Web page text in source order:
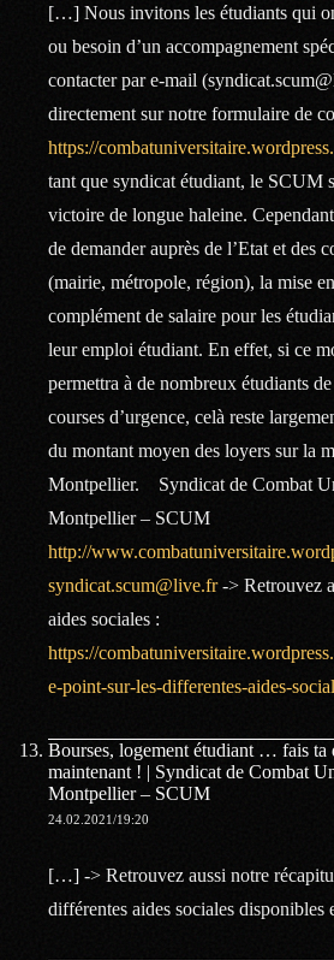
[…] Nous invitons les étudiants qui
ou besoin d’un accompagnement
contacter par e-mail
directement sur notre formulaire de
https://
tant que syndicat étudiant, le SCUM
victoire de longue haleine.
de demander auprès de l’Etat et des
(mairie, métropole, région), la mise
complément de salaire pour les
leur emploi étudiant. En effet, si ce
permettra à de nombreux étudiants
courses d’urgence, celà reste
du montant moyen des loyers sur la
Montpellier. Syndicat de Combat
Montpellier – SCUM
http://
syndicat.scum@live.fr-> Retrouvez
aides sociales :
https://
e-point-sur-les-differentes-aides-
Bourses, logement étudiant … fais ta
maintenant ! | Syndicat de Combat
Montpellier – SCUM
24.02.2021/19:20
[…] -> Retrouvez aussi notre
différentes aides sociales